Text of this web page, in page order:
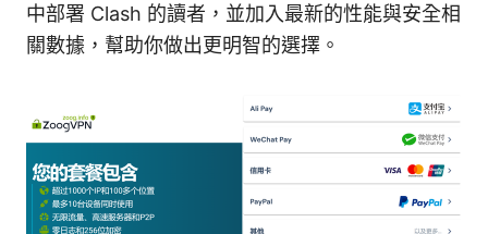
中部署 Clash 的讀者，並加入最新的性能與安全相
關數據，幫助你做出更明智的選擇。